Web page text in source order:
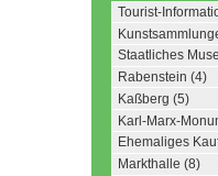
Tourist-
Staatliches
Rabenstein (4)
Kaßberg (5)
Karl-Marx-
Ehemaliges
Markthalle (8)